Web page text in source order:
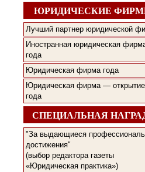
ЮРИДИЧЕСКИЕ
Лучший партнер юридической
Иностранная юридическая
года
Юридическая фирма года
Юридическая фирма — открытие
года
СПЕЦИАЛЬНАЯ
"За выдающиеся
достижения"
(выбор редактора газеты
«Юридическая практика»)